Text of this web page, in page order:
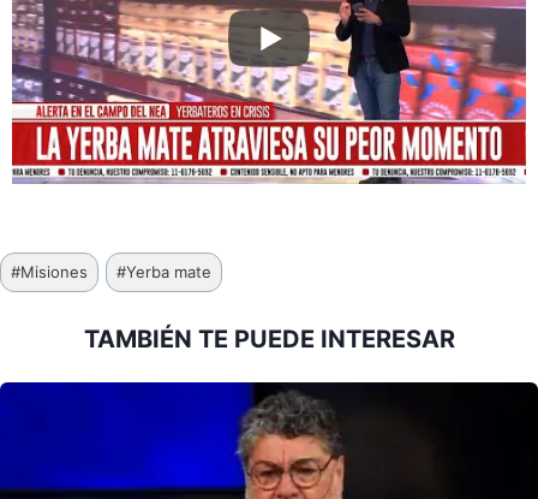
Etiquetas
de
#Misiones #Yerba mate
TAMBIÉN TE PUEDE INTERESAR